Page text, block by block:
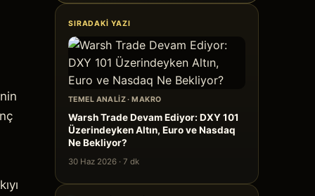
SIRADAKI YAZI
TEMEL ANALIZ·MAKRO
Warsh Trade Devam Ediyor: DXY 101
Üzerindeyken Altın, Euro ve Nasdaq
Ne Bekliyor?
30 Haz 2026 · 7 dk